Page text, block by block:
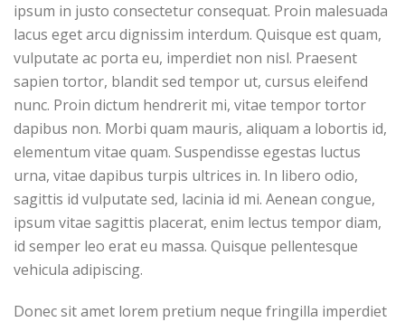
ipsum in justo consectetur consequat. Proin malesuada
lacus eget arcu dignissim interdum. Quisque est quam,
vulputate ac porta eu, imperdiet non nisl. Praesent
sapien tortor, blandit sed tempor ut, cursus eleifend
nunc. Proin dictum hendrerit mi, vitae tempor tortor
dapibus non. Morbi quam mauris, aliquam a lobortis id,
elementum vitae quam. Suspendisse egestas luctus
urna, vitae dapibus turpis ultrices in. In libero odio,
sagittis id vulputate sed, lacinia id mi. Aenean congue,
ipsum vitae sagittis placerat, enim lectus tempor diam,
id semper leo erat eu massa. Quisque pellentesque
vehicula adipiscing.
Donec sit amet lorem pretium neque fringilla imperdiet